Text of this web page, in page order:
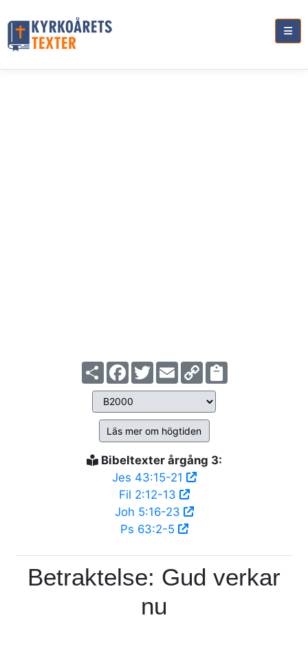
ShareFacebook
TwitterEmailCopy
Link
Läs mer om högtiden
Bibeltexter årgång 3:
Jes 43:15-21
Fil 2:12-13
Joh 5:16-23
Ps 63:2-5
Betraktelse: Gud verkar
nu